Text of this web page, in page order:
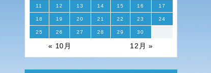
« 10月 12月 »
11 12 13 14 15 16 17
18 19 20 21 22 23 24
25 26 27 28 29 30